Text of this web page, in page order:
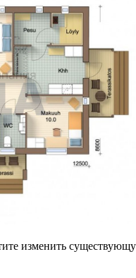
изменить